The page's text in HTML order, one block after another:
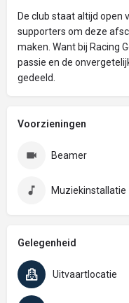
De club staat altijd open
supporters om deze
maken. Want bij Racing
passie en de
gedeeld.
Voorzieningen
Beamer
Muziekinstallatie
Gelegenheid
Uitvaartlocatie